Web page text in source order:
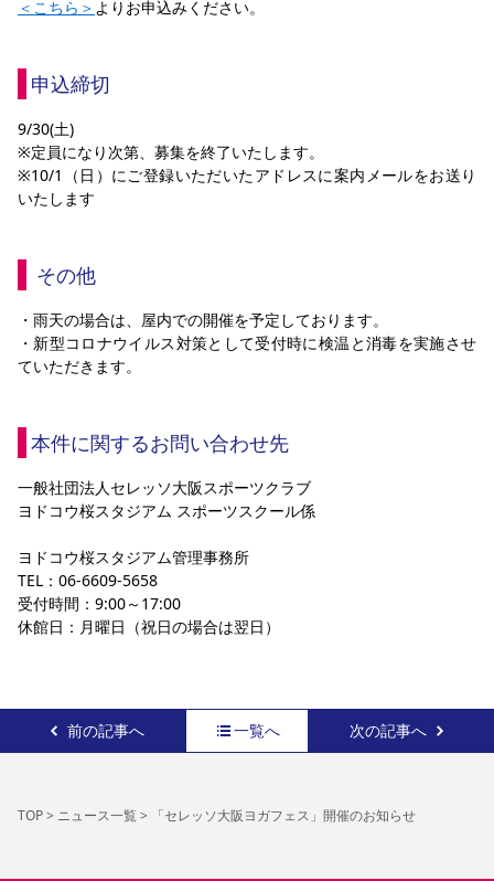
＜こちら＞ よりお申込みください。
申込締切
9/30(土)
※定員になり次第、募集を終了いたします。
※10/1（日）にご登録いただいたアドレスに案内メールをお送り
いたします
その他
・雨天の場合は、屋内での開催を予定しております。
・新型コロナウイルス対策として受付時に検温と消毒を実施させ
ていただきます。
本件に関するお問い合わせ先
一般社団法人セレッソ大阪スポーツクラブ
ヨドコウ桜スタジアム スポーツスクール係
ヨドコウ桜スタジアム管理事務所
TEL：06-6609-5658
受付時間：9:00～17:00
休館日：月曜日（祝日の場合は翌日）
前の記事へ 一覧へ 次の記事へ
TOP> ニュース一覧> 「セレッソ大阪ヨガフェス」開催のお知らせ